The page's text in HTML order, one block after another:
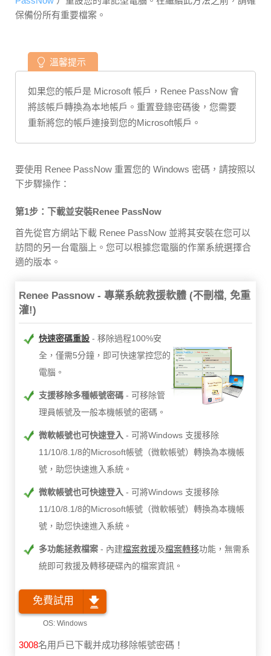
保備份所有重要檔案。
溫馨提示
如果您的帳戶是 Microsoft 帳戶，Renee PassNow 會
將該帳戶轉換為本地帳戶。重置登錄密碼後，您需要
重新將您的帳戶連接到您的Microsoft帳戶。
要使用 Renee PassNow 重置您的 Windows 密碼，請按照以
下步驟操作：
第1步：下載並安裝Renee PassNow
首先從官方網站下載 Renee PassNow 並將其安裝在您可以
訪問的另一台電腦上。您可以根據您電腦的作業系統選擇合
適的版本。
Renee Passnow - 專業系統救援軟體 (不刪檔, 免重
灌!)
快速密碼重設
移除過程100%安
全，僅需5分鐘，即可快速掌控您的
電腦。
支援移除多種帳號密碼
可移除管
理員帳號及一般本機帳號的密碼。
微軟帳號也可快速登入
可將Windows 支援移除
11/10/8.1/8的Microsoft帳號（微軟帳號）轉換為本機帳
號，助您快速進入系統。
微軟帳號也可快速登入
可將Windows 支援移除
11/10/8.1/8的Microsoft帳號（微軟帳號）轉換為本機帳
號，助您快速進入系統。
多功能拯救檔案 內建檔案救援及檔案轉移功能，無需系
統即可救援及轉移硬碟內的檔案資訊。
免費試用
3008名用戶已下載并成功移除帳號密碼！